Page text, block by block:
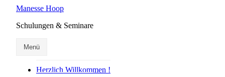
Manesse Hoop
Schulungen & Seminare
Menü
Herzlich Willkommen !